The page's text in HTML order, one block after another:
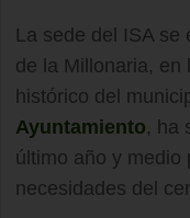
La sede del ISA se
de la Millonaria, en
histórico del
Ayuntamiento, ha
último año y medio
necesidades del